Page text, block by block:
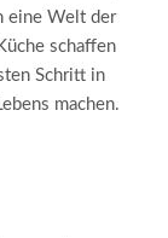
eine Welt der
schaffen
Schritt in
machen.